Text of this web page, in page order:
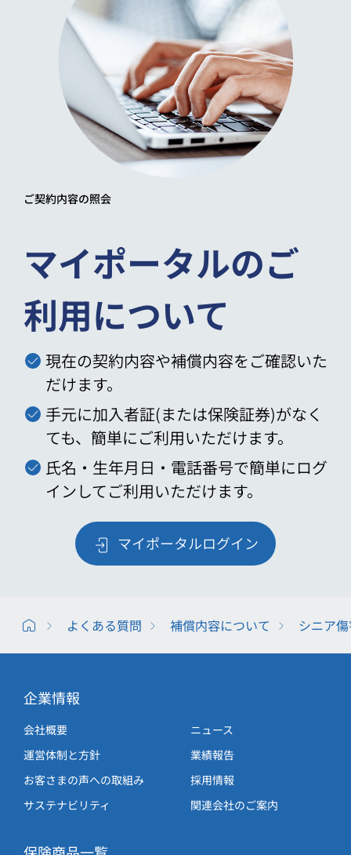
ご契約内容の照会
マイポータルのご
利用について
現在の契約内容や補償内容をご確認いた
だけます。
手元に加入者証(または保険証券)がなく
ても、簡単にご利用いただけます。
氏名・生年月日・電話番号で簡単にログ
インしてご利用いただけます。
マイポータルログイン
よくある質問 補償内容について シニア
企業情報
会社概要
運営体制と方針
お客さまの声への取組み
サステナビリティ
ニュース
業績報告
採用情報
関連会社のご案内